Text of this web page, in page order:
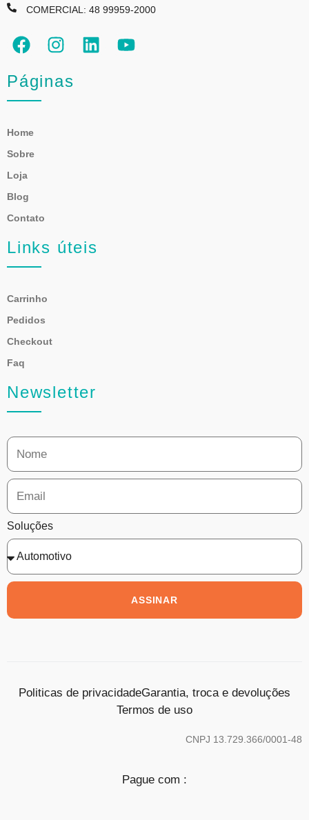
COMERCIAL: 48 99959-2000
Páginas
Home
Sobre
Loja
Blog
Contato
Links úteis
Carrinho
Pedidos
Checkout
Faq
Newsletter
Soluções
ASSINAR
Pague com :
Politicas de privacidadeGarantia, troca e devoluções
Termos de uso
CNPJ 13.729.366/0001-48